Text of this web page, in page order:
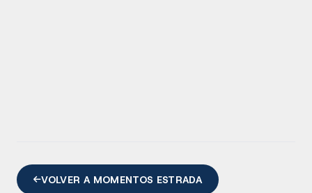
VOLVER A MOMENTOS ESTRADA